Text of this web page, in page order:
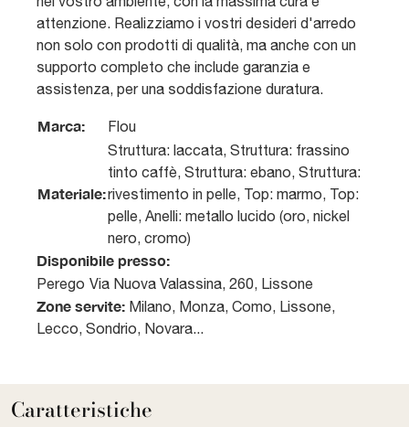
attenzione. Realizziamo i vostri desideri d'arredo
non solo con prodotti di qualità, ma anche con un
supporto completo che include garanzia e
assistenza, per una soddisfazione duratura.
Marca: Flou
Materiale:
Struttura: laccata, Struttura: frassino
tinto caffè, Struttura: ebano, Struttura:
rivestimento in pelle, Top: marmo, Top:
pelle, Anelli: metallo lucido (oro, nickel
nero, cromo)
Disponibile presso:
Perego Via Nuova Valassina, 260, Lissone
Zone servite: Milano, Monza, Como, Lissone,
Lecco, Sondrio, Novara...
Caratteristiche